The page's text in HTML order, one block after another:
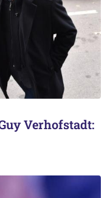
Verhofstadt: